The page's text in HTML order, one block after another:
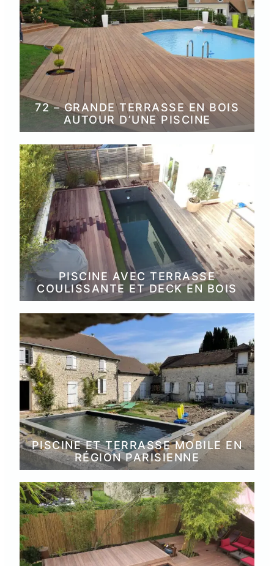
72 – GRANDE TERRASSE EN BOIS
AUTOUR D’UNE PISCINE
PISCINE AVEC TERRASSE
COULISSANTE ET DECK EN BOIS
PISCINE ET TERRASSE MOBILE EN
RÉGION PARISIENNE